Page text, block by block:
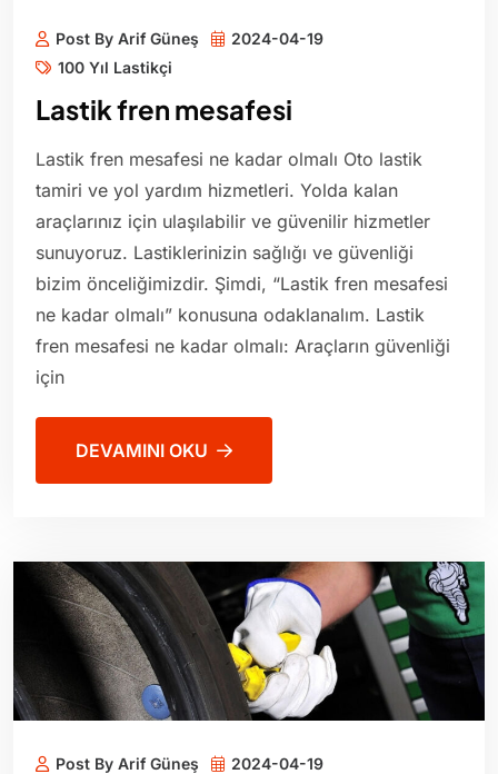
Post By Arif Güneş
2024-04-19
100 Yıl Lastikçi
Lastik fren mesafesi
Lastik fren mesafesi ne kadar olmalı Oto lastik
tamiri ve yol yardım hizmetleri. Yolda kalan
araçlarınız için ulaşılabilir ve güvenilir hizmetler
sunuyoruz. Lastiklerinizin sağlığı ve güvenliği
bizim önceliğimizdir. Şimdi, “Lastik fren mesafesi
ne kadar olmalı” konusuna odaklanalım. Lastik
fren mesafesi ne kadar olmalı: Araçların güvenliği
için
DEVAMINI OKU
Post By Arif Güneş
2024-04-19